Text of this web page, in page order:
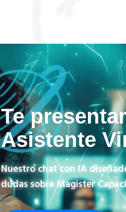
Te
Asistente
Nuestro chat con IA
dudas sobre Magister